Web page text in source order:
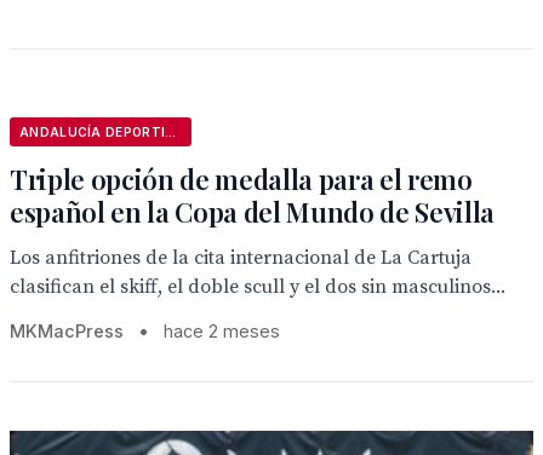
Triple opción de medalla para el remo
español en la Copa del Mundo de Sevilla
Los anfitriones de la cita internacional de La Cartuja
clasifican el skiff, el doble scull y el dos sin masculinos...
MKMacPress • hace 2 meses